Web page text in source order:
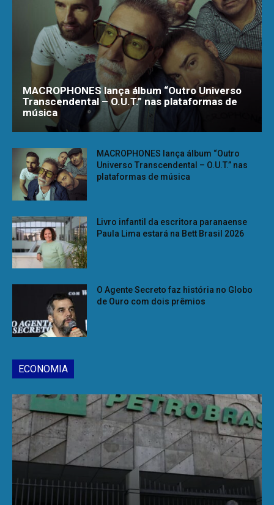
MACROPHONES lança álbum “Outro Universo
Transcendental – O.U.T.” nas plataformas de
música
MACROPHONES lança álbum “Outro
Universo Transcendental – O.U.T.” nas
plataformas de música
Livro infantil da escritora paranaense
Paula Lima estará na Bett Brasil 2026
O Agente Secreto faz história no Globo
de Ouro com dois prêmios
ECONOMIA